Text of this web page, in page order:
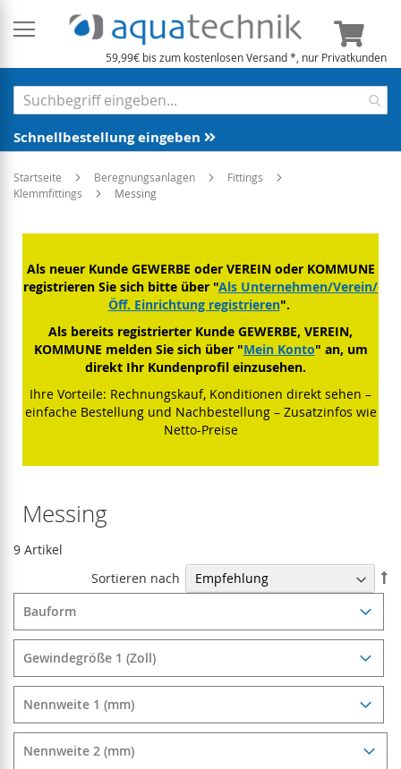
59,99€ bis zum kostenlosen Versand *, nur Privatkunden
Mein
Schnellbestellung eingeben
Startseite Beregnungsanlagen
Fittings
Klemmfittings
Messing
Als neuer Kunde GEWERBE oder VEREIN oder KOMMUNE
registrieren Sie sich bitte über "Als Unternehmen/Verein/
Öff. Einrichtung registrieren".
Als bereits registrierter Kunde GEWERBE, VEREIN,
KOMMUNE melden Sie sich über "Mein Konto" an, um
direkt Ihr Kundenprofil einzusehen.
Ihre Vorteile: Rechnungskauf, Konditionen direkt sehen –
einfache Bestellung und Nachbestellung – Zusatzinfos wie
Netto-Preise
Messing
9 Artikel
Sortieren nach
In
Bauform
Gewindegröße 1 (Zoll)
Nennweite 1 (mm)
Nennweite 2 (mm)